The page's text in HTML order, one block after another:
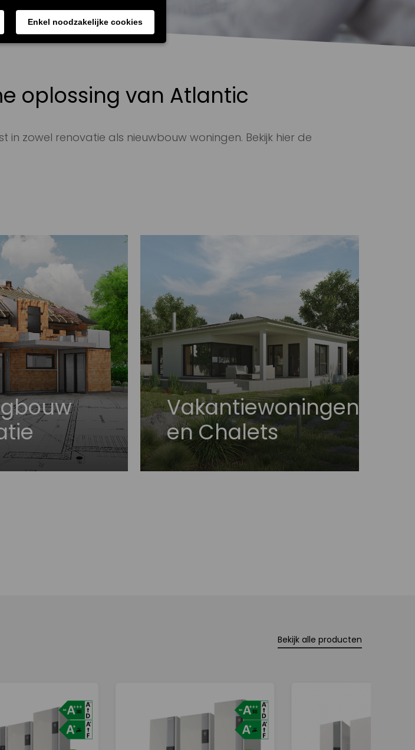
oplossing van Atlantic
zowel renovatie als nieuwbouw woningen. Bekijk hier de
Vakantiewoningen
en Chalets
Bekijk alle producten